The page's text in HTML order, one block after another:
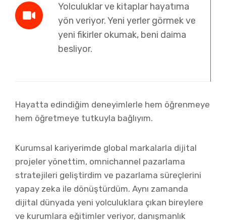
Yolculuklar ve kitaplar hayatıma
yön veriyor. Yeni yerler görmek ve
yeni fikirler okumak, beni daima
besliyor.
Hayatta edindiğim deneyimlerle hem öğrenmeye
hem öğretmeye tutkuyla bağlıyım.
Kurumsal kariyerimde global markalarla dijital
projeler yönettim, omnichannel pazarlama
stratejileri geliştirdim ve pazarlama süreçlerini
yapay zeka ile dönüştürdüm. Aynı zamanda
dijital dünyada yeni yolculuklara çıkan bireylere
ve kurumlara eğitimler veriyor, danışmanlık